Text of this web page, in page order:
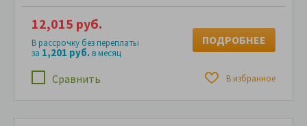
Сравнить В избранное
12,015 руб.
В рассрочку без переплаты
за 1,201 руб.в месяц
ПОДРОБНЕЕ